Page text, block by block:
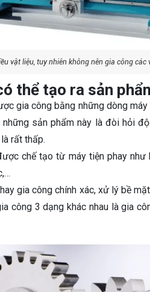
vật liệu, tuy nhiên không nên gia công các
thể tạo ra sản
gia công bằng những dòng
sản phẩm này là đòi hỏi
rất thấp.
chế tạo từ máy tiện phay
gia công chính xác, xử lý bề
công 3 dạng khác nhau là gia